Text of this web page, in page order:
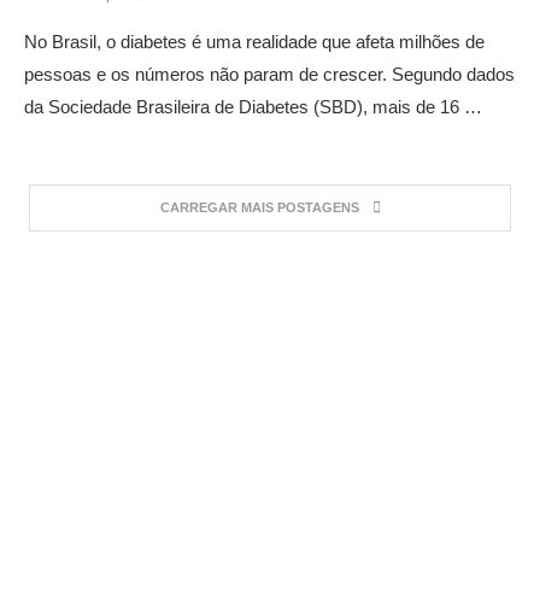
No Brasil, o diabetes é uma realidade que afeta milhões de
pessoas e os números não param de crescer. Segundo dados
da Sociedade Brasileira de Diabetes (SBD), mais de 16 …
CARREGAR MAIS POSTAGENS